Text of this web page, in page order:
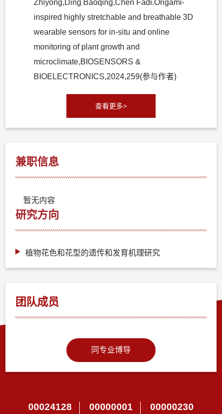
Zhiyong,Ding Baoqing,Chen Fadi.Origami-
inspired highly stretchable and breathable 3D
wearable sensors for in-situ and online
monitoring of plant growth and
microclimate,BIOSENSORS &
BIOELECTRONICS,2024,259(参与作者)
查看更多>
兼职信息
暂无内容
研究方向
植物花色和花型的遗传和发育机理研究
团队成员
同专业博导
00024128 00000001 00000230